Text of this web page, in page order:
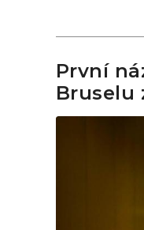
První
Bruselu